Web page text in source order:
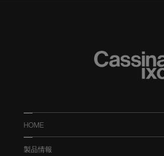
HOME
製品情報